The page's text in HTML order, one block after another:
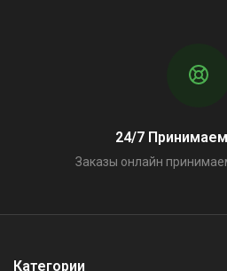
24/7
Заказы онлайн
Категории